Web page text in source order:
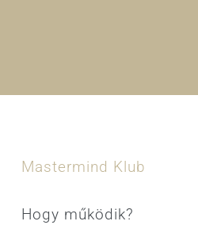
Mastermind Klub
Hogy működik?